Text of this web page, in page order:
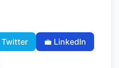
Twitter
💼 LinkedIn